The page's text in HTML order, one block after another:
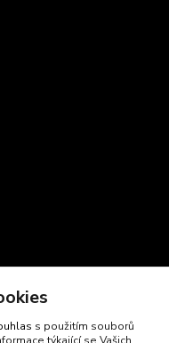
s použitím souborů